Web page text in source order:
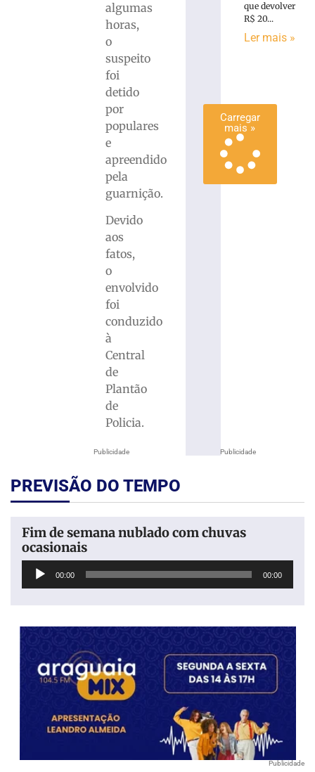
Publicidade
algumas
horas,
o
suspeito
foi
detido
por
populares
e
apreendido
pela
guarnição.
Devido
aos
fatos,
o
envolvido
foi
conduzido
à
Central
de
Plantão
de
Policia.
Carregar
mais »
Publicidade
que devolver
R$ 20...
Ler mais »
PREVISÃO DO TEMPO
Fim de semana nublado com chuvas
ocasionais
Tocador
00:00 00:00
Publicidade